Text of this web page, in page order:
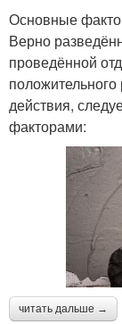
Основные
Верно
проведённой
действия,
факторами:
читать дальше →